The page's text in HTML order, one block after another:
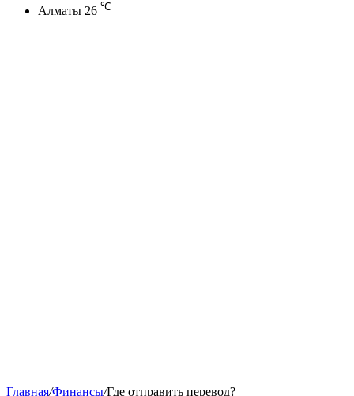
Алматы 26 ℃
Главная/Финансы/Где отправить перевод?